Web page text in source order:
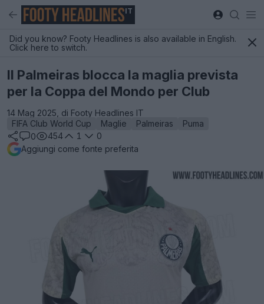
IT
Did you know? Footy Headlines is also available in English.
Click here to switch.
Il Palmeiras blocca la maglia prevista
per la Coppa del Mondo per Club
14 Mag 2025, di Footy Headlines IT
FIFA Club World Cup
Maglie Palmeiras
Puma
0
454 1
0
Aggiungi come fonte preferita